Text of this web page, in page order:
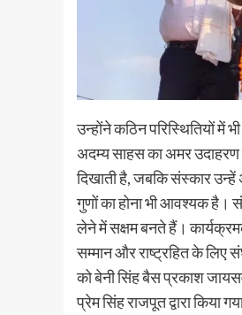
उन्होंने कठिन परिस्थितियों में
अदम्य साहस का अमर उदाहरण
दिखाती है, जबकि संस्कार उन्हें
गुणों का होना भी आवश्यक है।
लेने में सक्षम बनते हैं।
सम्मान और राष्ट्रहित के लिए
को बेनी सिंह बैस प्रकाश
प्रेम सिंह राजपूत द्वारा किया